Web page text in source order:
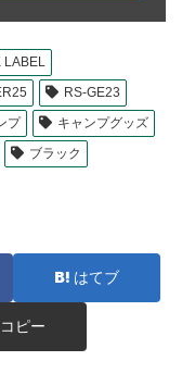
LABEL
RS-GE23
プ
キャンプグッズ
ブラック
はてブ
コピー